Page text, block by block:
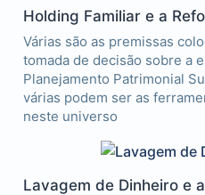
Holding Familiar e a
Várias são as premissas
tomada de decisão sobre a
Planejamento Patrimonial
várias podem ser as
neste universo
Lavagem de Dinheiro e